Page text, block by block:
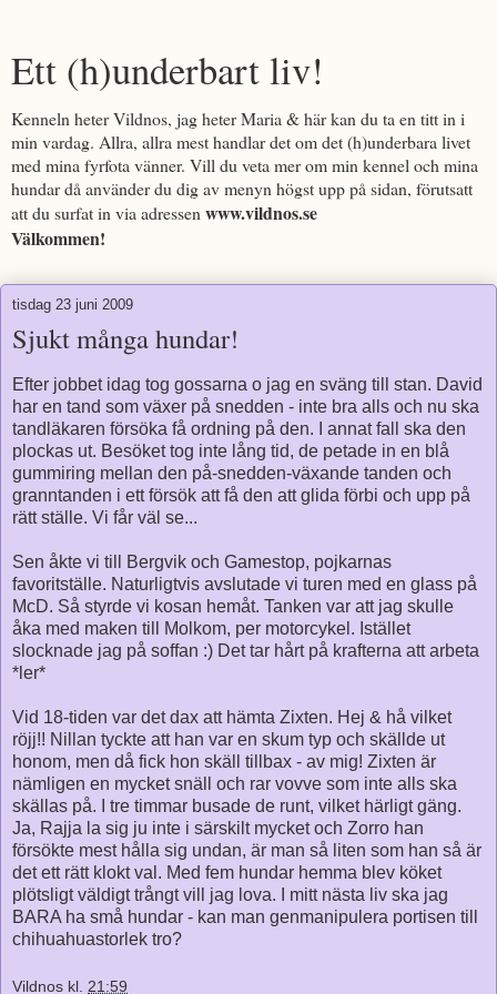
Ett (h)underbart liv!
Kenneln heter Vildnos, jag heter Maria & här kan du ta en titt in i
min vardag. Allra, allra mest handlar det om det (h)underbara livet
med mina fyrfota vänner. Vill du veta mer om min kennel och mina
hundar då använder du dig av menyn högst upp på sidan, förutsatt
att du surfat in via adressen www.vildnos.se
Välkommen!
tisdag 23 juni 2009
Sjukt många hundar!
Efter jobbet idag tog gossarna o jag en sväng till stan. David
har en tand som växer på snedden - inte bra alls och nu ska
tandläkaren försöka få ordning på den. I annat fall ska den
plockas ut. Besöket tog inte lång tid, de petade in en blå
gummiring mellan den på-snedden-växande tanden och
granntanden i ett försök att få den att glida förbi och upp på
rätt ställe. Vi får väl se...
Sen åkte vi till Bergvik och Gamestop, pojkarnas
favoritställe. Naturligtvis avslutade vi turen med en glass på
McD. Så styrde vi kosan hemåt. Tanken var att jag skulle
åka med maken till Molkom, per motorcykel. Istället
slocknade jag på soffan :) Det tar hårt på krafterna att arbeta
*ler*
Vid 18-tiden var det dax att hämta Zixten. Hej & hå vilket
röjj!! Nillan tyckte att han var en skum typ och skällde ut
honom, men då fick hon skäll tillbax - av mig! Zixten är
nämligen en mycket snäll och rar vovve som inte alls ska
skällas på. I tre timmar busade de runt, vilket härligt gäng.
Ja, Rajja la sig ju inte i särskilt mycket och Zorro han
försökte mest hålla sig undan, är man så liten som han så är
det ett rätt klokt val. Med fem hundar hemma blev köket
plötsligt väldigt trångt vill jag lova. I mitt nästa liv ska jag
BARA ha små hundar - kan man genmanipulera portisen till
chihuahuastorlek tro?
Vildnos kl. 21:59